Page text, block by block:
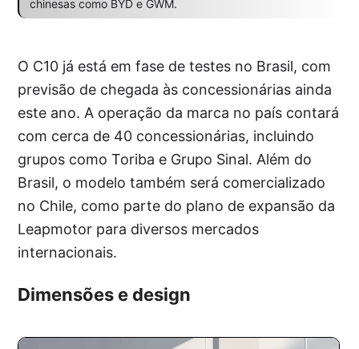
chinesas como BYD e GWM.
O C10 já está em fase de testes no Brasil, com
previsão de chegada às concessionárias ainda
este ano. A operação da marca no país contará
com cerca de 40 concessionárias, incluindo
grupos como Toriba e Grupo Sinal. Além do
Brasil, o modelo também será comercializado
no Chile, como parte do plano de expansão da
Leapmotor para diversos mercados
internacionais.
Dimensões e design